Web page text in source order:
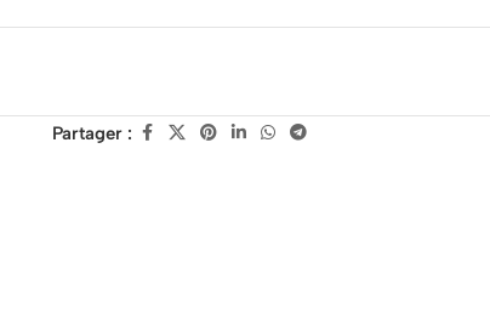
Partager :